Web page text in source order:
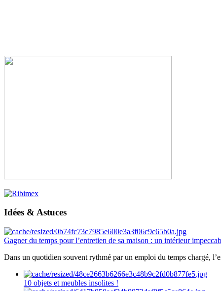
Idées & Astuces
Gagner du temps pour l’entretien de sa maison : un intérieur
Dans un quotidien souvent rythmé par un emploi du temps chargé,
10 objets et meubles insolites !